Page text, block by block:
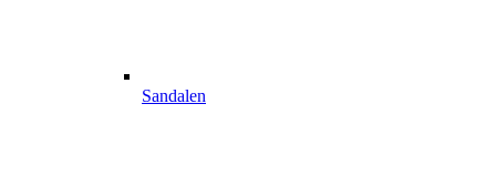
Sandalen